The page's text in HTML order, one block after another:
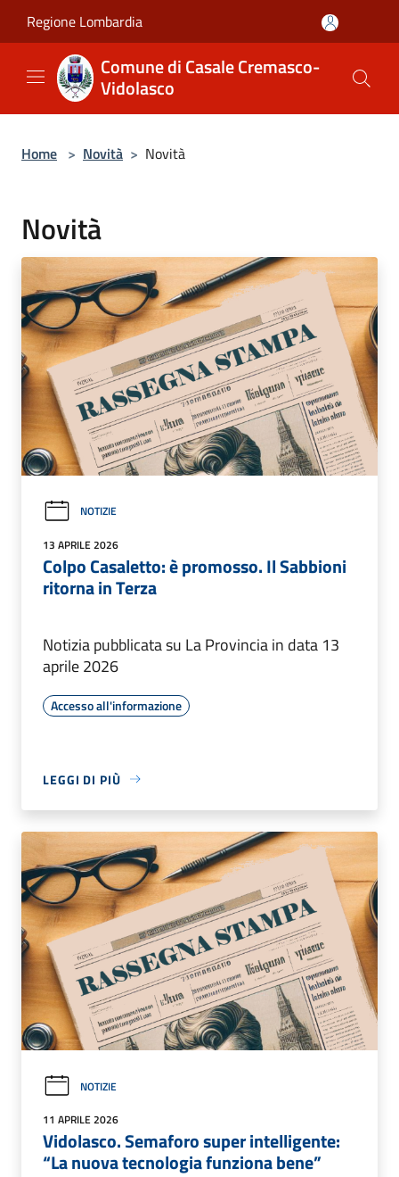
Regione Lombardia
Comune di Casale Cremasco-
Vidolasco
Home > Novità > Novità
Novità
NOTIZIE
13 APRILE 2026
Colpo Casaletto: è promosso. Il Sabbioni
ritorna in Terza
Notizia pubblicata su La Provincia in data 13
aprile 2026
Accesso all'informazione
LEGGI DI PIÙ
NOTIZIE
11 APRILE 2026
Vidolasco. Semaforo super intelligente:
“La nuova tecnologia funziona bene”